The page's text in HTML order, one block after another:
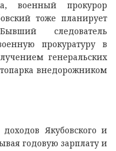
военный прокурор
тоже планирует
следователь
прокуратуру в
генеральских
внедорожником
Якубовского и
годовую зарплату и